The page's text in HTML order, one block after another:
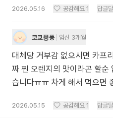
2026.05.16 공감해요 1 답글
코쿄푱퐁 임신 3개월
대체당 거부감 없으시면 카프
짜 찐 오렌지의 맛이라곤 할순
습니다ㅠㅠ 차게 해서 먹으면
2026.05.15 공감해요 1 답글